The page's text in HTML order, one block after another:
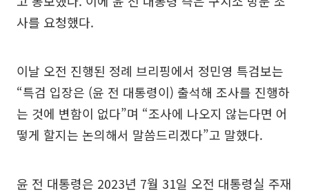
사를 요청했다.
이날 오전 진행된 정례 브리핑에서 정민영 특검보는
“특검 입장은 (윤 전 대통령이) 출석해 조사를 진행하
는 것에 변함이 없다”며 “조사에 나오지 않는다면 어
떻게 할지는 논의해서 말씀드리겠다”고 말했다.
윤 전 대통령은 2023년 7월 31일 오전 대통령실 주재